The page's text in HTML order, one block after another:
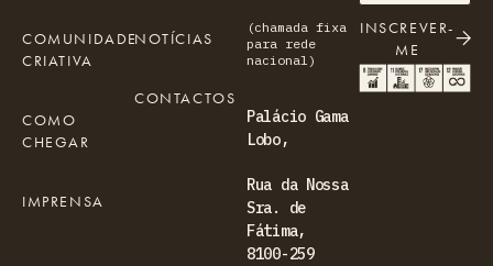
(chamada fixa
para rede
nacional)
Palácio Gama
Lobo,
Rua da Nossa
Sra. de
Fátima,
8100-259
COMUNIDADE
CRIATIVA
COMO
CHEGAR
IMPRENSA
NOTÍCIAS
CONTACTOS
INSCREVER-
ME